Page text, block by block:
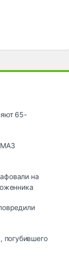
65-
МАЗ
на
погубившего